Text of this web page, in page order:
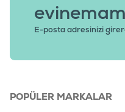
E-posta adresinizi
POPÜLER MARKALAR